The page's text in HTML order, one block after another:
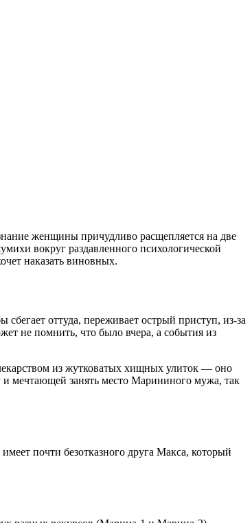
женщины причудливо расщепляется на две
вокруг раздавленного психологической
наказать виновных.
оттуда, переживает острый приступ, из-за
не помнить, что было вчера, а события из
из жутковатых хищных улиток — оно
мечтающей занять место Марининого мужа, так
почти безотказного друга Макса, который